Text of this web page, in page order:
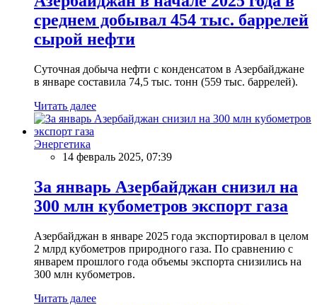
среднем добывал 454 тыс. баррелей
сырой нефти
Суточная добыча нефти с конденсатом в Азербайджане
в январе составила 74,5 тыс. тонн (559 тыс. баррелей).
Читать далее
Энергетика
14 февраль 2025, 07:39
За январь Азербайджан снизил на
300 млн кубометров экспорт газа
Азербайджан в январе 2025 года экспортировал в целом
2 млрд кубометров природного газа. По сравнению с
январем прошлого года объемы экспорта снизились на
300 млн кубометров.
Читать далее